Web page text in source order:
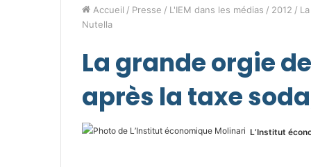
Accueil / Presse / L'IEM dans les médias / 2012 /
Nutella
La grande orgie
après la taxe
L’Institut